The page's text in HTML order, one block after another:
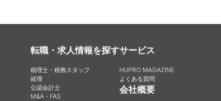
転職・求人情報を探す
税理士・税務スタッフ
経理
公認会計士
M&A・FAS
サービス
HUPRO MAGAZINE
よくある質問
会社概要